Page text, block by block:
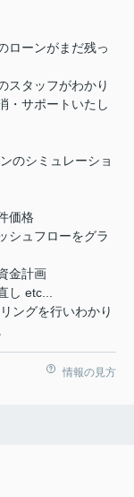
ローンがまだ残っ
スタッフがわかり
・サポートいたし
のシミュレーショ
価格
シュフローをグラ
金計画
し etc...
ングを行いわかり
情報の見方